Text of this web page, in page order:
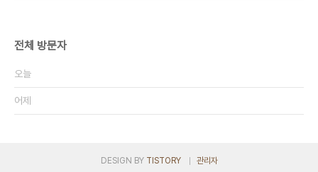
전체 방문자
오늘
어제
DESIGN BY TISTORY 관리자